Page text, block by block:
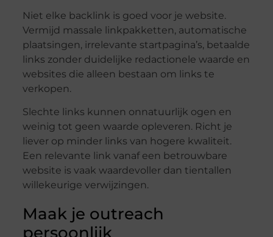
Niet elke backlink is goed voor je website.
Vermijd massale linkpakketten, automatische
plaatsingen, irrelevante startpagina’s, betaalde
links zonder duidelijke redactionele waarde en
websites die alleen bestaan om links te
verkopen.
Slechte links kunnen onnatuurlijk ogen en
weinig tot geen waarde opleveren. Richt je
liever op minder links van hogere kwaliteit.
Een relevante link vanaf een betrouwbare
website is vaak waardevoller dan tientallen
willekeurige verwijzingen.
Maak je outreach
persoonlijk